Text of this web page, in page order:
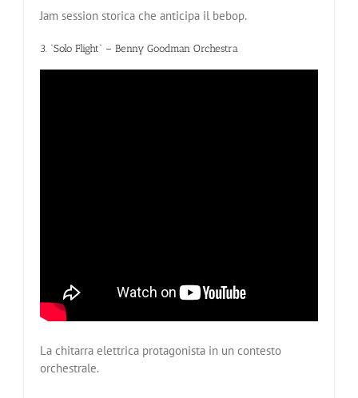
Jam session storica che anticipa il bebop.
3. “Solo Flight” – Benny Goodman Orchestra
La chitarra elettrica protagonista in un contesto
orchestrale.